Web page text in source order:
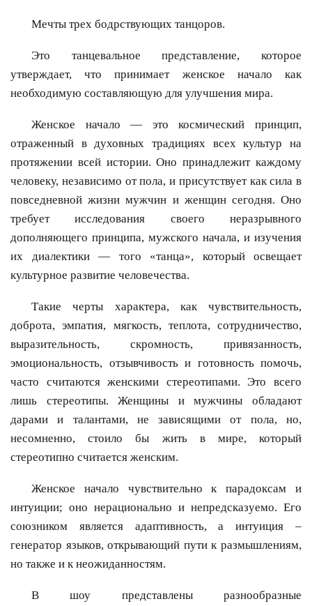
Мечты трех бодрствующих танцоров.
Это танцевальное представление, которое
утверждает, что принимает женское начало как
необходимую составляющую для улучшения мира.
Женское начало — это космический принцип,
отраженный в духовных традициях всех культур на
протяжении всей истории. Оно принадлежит каждому
человеку, независимо от пола, и присутствует как сила в
повседневной жизни мужчин и женщин сегодня. Оно
требует исследования своего неразрывного
дополняющего принципа, мужского начала, и изучения
их диалектики — того «танца», который освещает
культурное развитие человечества.
Такие черты характера, как чувствительность,
доброта, эмпатия, мягкость, теплота, сотрудничество,
выразительность, скромность, привязанность,
эмоциональность, отзывчивость и готовность помочь,
часто считаются женскими стереотипами. Это всего
лишь стереотипы. Женщины и мужчины обладают
дарами и талантами, не зависящими от пола, но,
несомненно, стоило бы жить в мире, который
стереотипно считается женским.
Женское начало чувствительно к парадоксам и
интуиции; оно нерационально и непредсказуемо. Его
союзником является адаптивность, а интуиция –
генератор языков, открывающий пути к размышлениям,
но также и к неожиданностям.
В шоу представлены разнообразные